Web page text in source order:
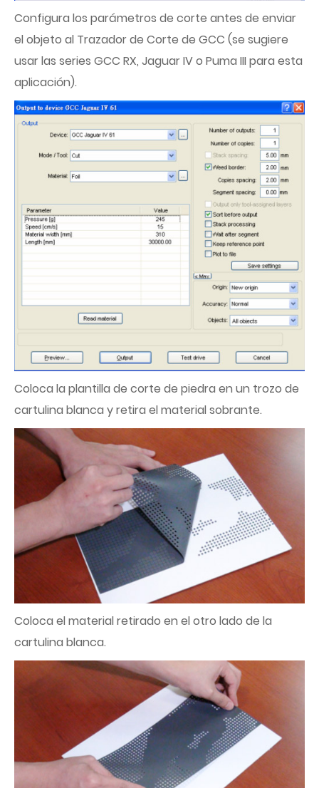
Configura los parámetros de corte antes de enviar
el objeto al Trazador de Corte de GCC (se sugiere
usar las series GCC RX, Jaguar IV o Puma III para esta
aplicación).
Coloca la plantilla de corte de piedra en un trozo de
cartulina blanca y retira el material sobrante.
Coloca el material retirado en el otro lado de la
cartulina blanca.